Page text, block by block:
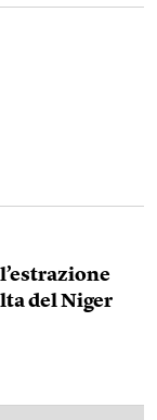
del Niger